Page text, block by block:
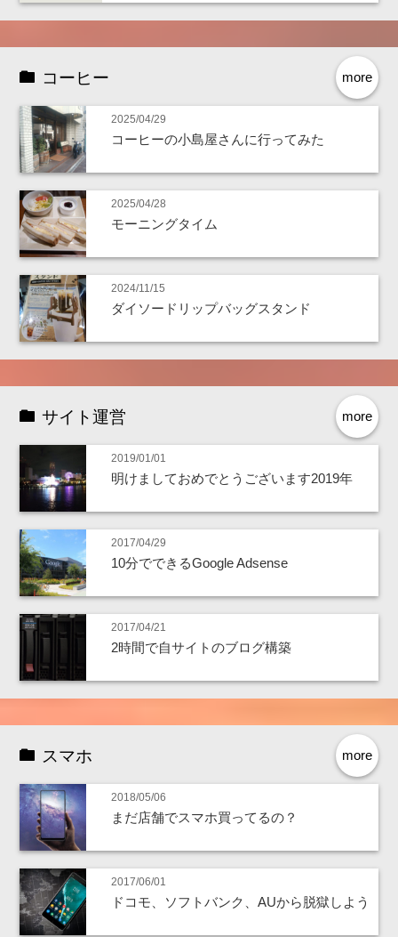
more
コーヒー
2025/04/29
コーヒーの小島屋さんに行ってみた
2025/04/28
モーニングタイム
2024/11/15
ダイソードリップバッグスタンド
more
サイト運営
2019/01/01
明けましておめでとうございます2019年
2017/04/29
10分でできるGoogle Adsense
2017/04/21
2時間で自サイトのブログ構築
more
スマホ
2018/05/06
まだ店舗でスマホ買ってるの？
2017/06/01
ドコモ、ソフトバンク、AUから脱獄しよう